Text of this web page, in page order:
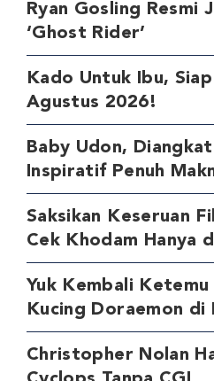
Ryan Gosling Resmi
‘Ghost Rider’
Kado Untuk Ibu,
Agustus 2026!
Baby Udon,
Inspiratif Penuh
Saksikan Keseruan
Cek Khodam Hanya
Yuk Kembali
Kucing Doraemon di
Christopher Nolan